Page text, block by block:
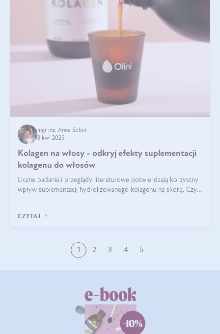
mgr inż. Anna Sobol
3 kwi 2025
Kolagen na włosy - odkryj efekty suplementacji
kolagenu do włosów
Liczne badania i przeglądy literaturowe potwierdzają korzystny
wpływ suplementacji hydrolizowanego kolagenu na skórę. Czy
CZYTAJ
1 2 3 4 5